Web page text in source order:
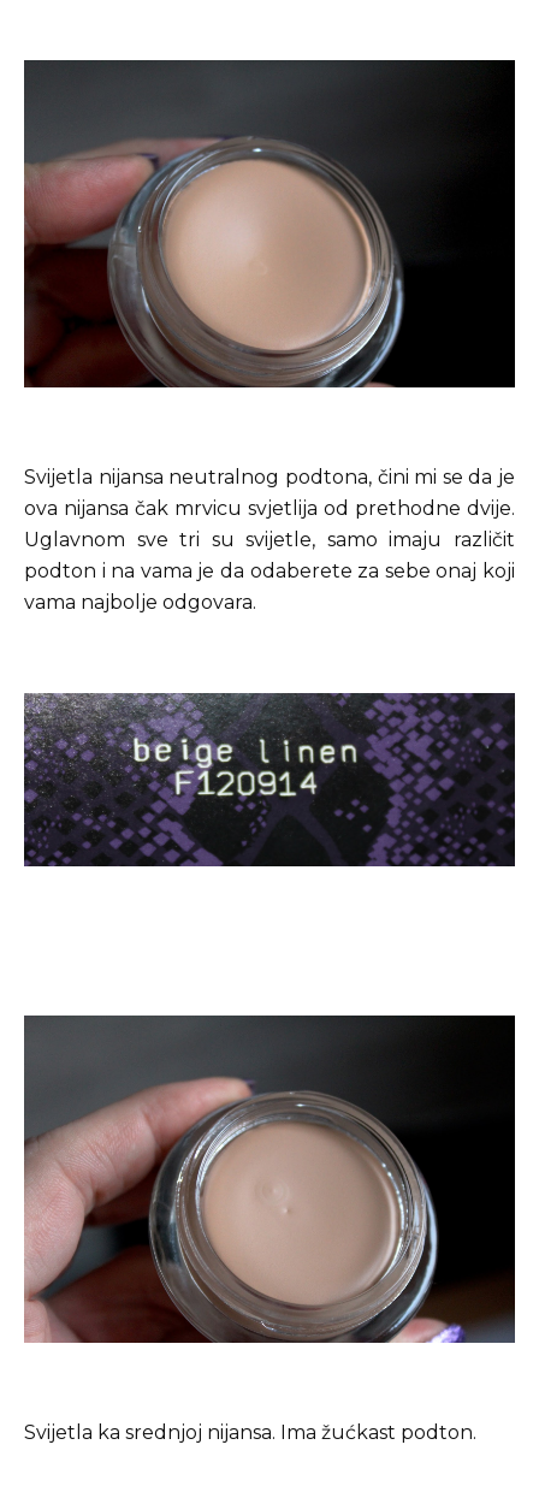
Svijetla nijansa neutralnog podtona, čini mi se da je
ova nijansa čak mrvicu svjetlija od prethodne dvije.
Uglavnom sve tri su svijetle, samo imaju različit
podton i na vama je da odaberete za sebe onaj koji
vama najbolje odgovara.
Svijetla ka srednjoj nijansa. Ima žućkast podton.